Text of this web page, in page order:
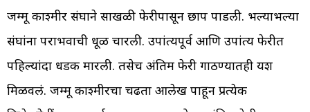
जम्मू काश्मीर संघाने साखळी फेरीपासून छाप पाडली. भल्याभल्या
संघांना पराभवाची धूळ चारली. उपांत्यपूर्व आणि उपांत्य फेरीत
पहिल्यांदा धडक मारली. तसेच अंतिम फेरी गाठण्यातही यश
मिळवलं. जम्मू काश्मीरचा चढता आलेख पाहून प्रत्येक